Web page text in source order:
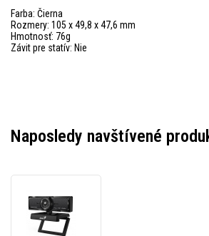
Farba: Čierna
Rozmery: 105 x 49,8 x 47,6 mm
Hmotnosť: 76g
Závit pre statív: Nie
Naposledy navštívené